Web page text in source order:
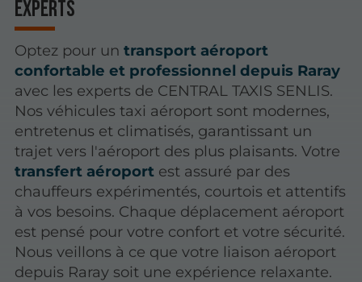
experts
Optez pour untransport aéroport
confortable et professionnel depuis Raray
avec les experts de CENTRAL TAXIS SENLIS.
Nos véhicules taxi aéroport sont modernes,
entretenus et climatisés, garantissant un
trajet vers l'aéroport des plus plaisants. Votre
transfert aéroport est assuré par des
chauffeurs expérimentés, courtois et attentifs
à vos besoins. Chaque déplacement aéroport
est pensé pour votre confort et votre sécurité.
Nous veillons à ce que votre liaison aéroport
depuis Raray soit une expérience relaxante.